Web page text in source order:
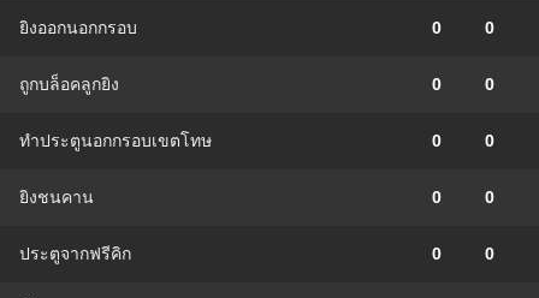
ยิงออกนอกกรอบ 0 0
ถูกบล็อคลูกยิง 0 0
ทำประตูนอกกรอบเขตโทษ 0 0
ยิงชนคาน 0 0
ประตูจากฟรีคิก 0 0